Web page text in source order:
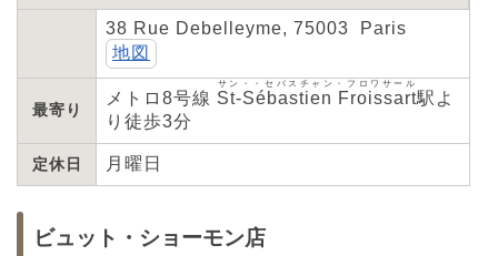
38 Rue Debelleyme, 75003 Paris
地図
最寄り
メトロ8号線 St-Sébastien Froissart
サン・・セバスチャン・フロワサール
駅よ
り徒歩3分
定休日 月曜日
ビュット・ショーモン店